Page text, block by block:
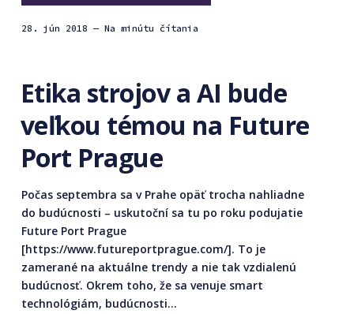
28. jún 2018 — Na minútu čítania
Etika strojov a AI bude
veľkou témou na Future
Port Prague
Počas septembra sa v Prahe opäť trocha nahliadne
do budúcnosti – uskutoční sa tu po roku podujatie
Future Port Prague
[https://www.futureportprague.com/]. To je
zamerané na aktuálne trendy a nie tak vzdialenú
budúcnosť. Okrem toho, že sa venuje smart
technológiám, budúcnosti...